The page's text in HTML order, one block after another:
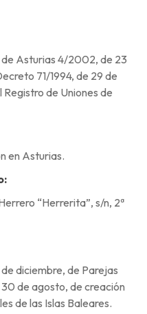
Asturias 4/2002, de 23
71/1994, de 29 de
de Uniones de
en Asturias.
“Herrerita”, s/n, 2ª
diciembre, de Parejas
de agosto, de creación
de las Islas Baleares.